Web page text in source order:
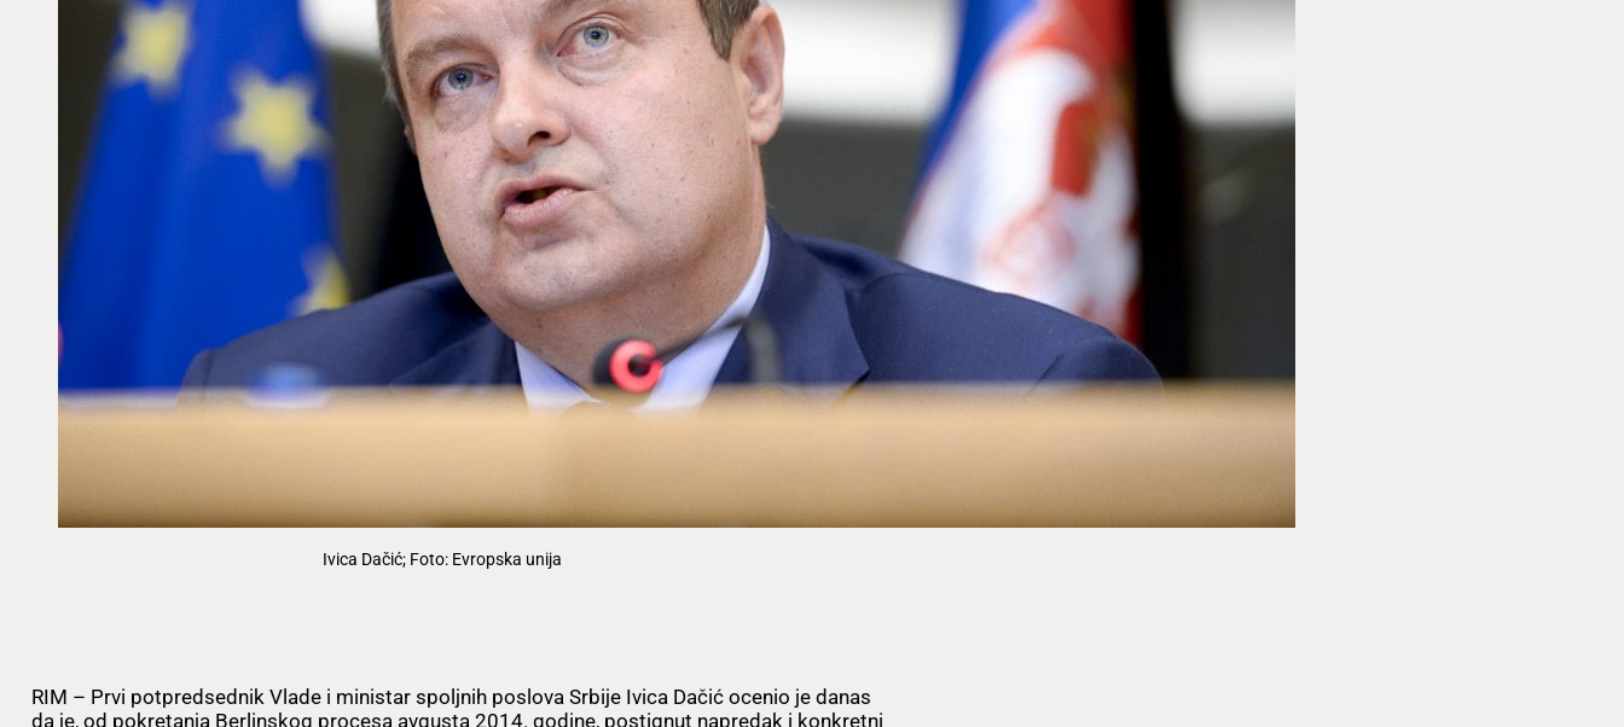
Ivica Dačić; Foto: Evropska unija
RIM – Prvi potpredsednik Vlade i ministar spoljnih poslova Srbije Ivica Dačić ocenio je danas
da je, od pokretanja Berlinskog procesa avgusta 2014. godine, postignut napredak i konkretni